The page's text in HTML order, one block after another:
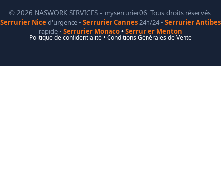
© 2026 NASWORK SERVICES - myserrurier06. Tous droits réservés.
Serrurier Nice d'urgence • Serrurier Cannes24h/24 • Serrurier Antibes
rapide • Serrurier Monaco•Serrurier Menton
Politique de confidentialité • Conditions Générales de Vente